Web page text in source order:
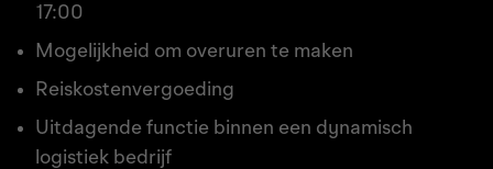
17:00
Mogelijkheid om overuren te maken
Reiskostenvergoeding
Uitdagende functie binnen een dynamisch
logistiek bedrijf